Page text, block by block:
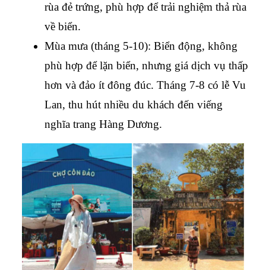
rùa đẻ trứng, phù hợp để trải nghiệm thả rùa
về biển.
Mùa mưa (tháng 5-10): Biển động, không
phù hợp để lặn biển, nhưng giá dịch vụ thấp
hơn và đảo ít đông đúc. Tháng 7-8 có lễ Vu
Lan, thu hút nhiều du khách đến viếng
nghĩa trang Hàng Dương.